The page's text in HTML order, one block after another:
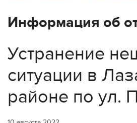
Информация об
Устранение
ситуации в
районе по ул.